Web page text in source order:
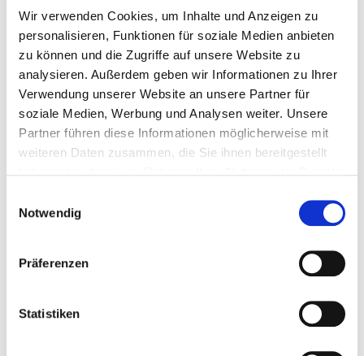
Wir verwenden Cookies, um Inhalte und Anzeigen zu
personalisieren, Funktionen für soziale Medien anbieten
zu können und die Zugriffe auf unsere Website zu
analysieren. Außerdem geben wir Informationen zu Ihrer
Verwendung unserer Website an unsere Partner für
soziale Medien, Werbung und Analysen weiter. Unsere
Partner führen diese Informationen möglicherweise mit
weiteren Daten zusammen, die Sie ihnen bereitgestellt
Notwendig
Präferenzen
Statistiken
Beispiele für Kurse an der Akademie
Überlingen:
Bewerbungscoaching für Akademiker und
Führungskräfte
Umschulung Koch/Köchin (Vollzeit)
Garten- und Landschaftsbau